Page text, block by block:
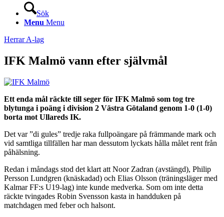
Sök
Menu Menu
Herrar A-lag
IFK Malmö vann efter självmål
Ett enda mål räckte till seger för IFK Malmö som tog tre
blytunga i poäng i division 2 Västra Götaland genom 1-0 (1-0)
borta mot Ullareds IK.
Det var ”di gules” tredje raka fullpoängare på främmande mark och
vid samtliga tillfällen har man dessutom lyckats hålla målet rent från
påhälsning.
Redan i måndags stod det klart att Noor Zadran (avstängd), Philip
Persson Lundgren (knäskadad) och Elias Olsson (träningsläger med
Kalmar FF:s U19-lag) inte kunde medverka. Som om inte detta
räckte tvingades Robin Svensson kasta in handduken på
matchdagen med feber och halsont.